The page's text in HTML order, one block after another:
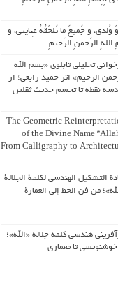
و جَمیعَ ما تَلحَقُهُ عِنایتی، و
اللّهِ الرَّحمنِ الرَّحیمِ.
تحلیلی تابلوی «بسم الله
الرحیم» اثر حمید رابعی؛ از
نقطه تا تجسم حدیث ثقلین
The Geometric
of the Divine Name
From Calligraphy to
التشكيل الهندسي لكلمة الجلالة
من فن الخط إلى العمارة
هندسی کلمه جلاله «الله»؛
خوشنویسی تا معماری